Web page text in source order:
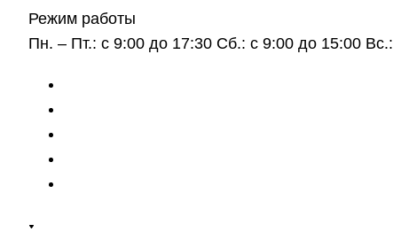
Режим работы
Пн. – Пт.: с 9:00 до 17:30 Сб.: с 9:00 до 15:00